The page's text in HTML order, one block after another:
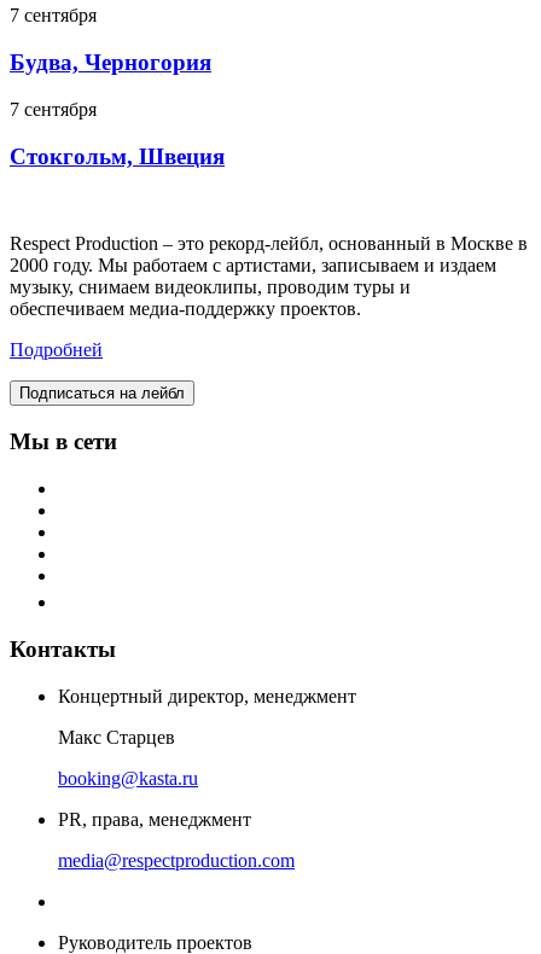
7 сентября
Будва, Черногория
7 сентября
Стокгольм, Швеция
Respect Production – это рекорд-лейбл, основанный в Москве в
2000 году. Мы работаем с артистами, записываем и издаем
музыку, снимаем видеоклипы, проводим туры и
обеспечиваем медиа-поддержку проектов.
Подробней
Подписаться на лейбл
Мы в сети
Контакты
Концертный директор, менеджмент
Макс Старцев
booking@kasta.ru
PR, права, менеджмент
media@respectproduction.com
Руководитель проектов